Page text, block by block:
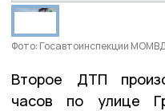
Фото: Госавтоинспекции
Второе ДТП
часов по улице